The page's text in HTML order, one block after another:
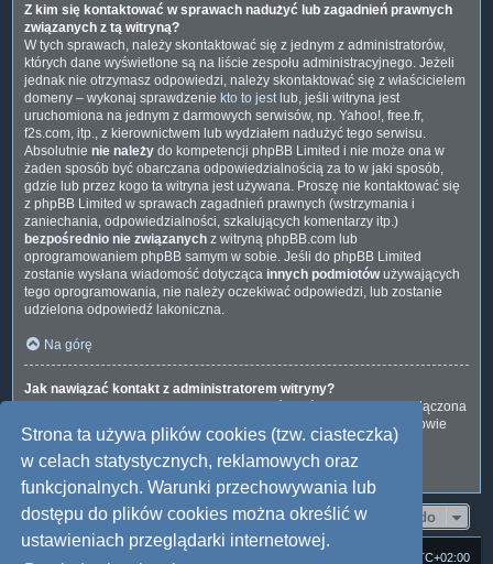
Strona ta używa plików cookies (tzw. ciasteczka)
w celach statystycznych, reklamowych oraz
funkcjonalnych. Warunki przechowywania lub
dostępu do plików cookies można określić w
ustawieniach przeglądarki internetowej.
Z kim się kontaktować w sprawach nadużyć lub zagadnień prawnych
związanych z tą witryną?
W tych sprawach, należy skontaktować się z jednym z administratorów,
których dane wyświetlone są na liście zespołu administracyjnego. Jeżeli
jednak nie otrzymasz odpowiedzi, należy skontaktować się z właścicielem
domeny – wykonaj sprawdzenie kto to jestlub, jeśli witryna jest
uruchomiona na jednym z darmowych serwisów, np. Yahoo!, free.fr,
f2s.com, itp., z kierownictwem lub wydziałem nadużyć tego serwisu.
Absolutnie nie należy do kompetencji phpBB Limited i nie może ona w
żaden sposób być obarczana odpowiedzialnością za to w jaki sposób,
gdzie lub przez kogo ta witryna jest używana. Proszę nie kontaktować się
z phpBB Limited w sprawach zagadnień prawnych (wstrzymania i
zaniechania, odpowiedzialności, szkalujących komentarzy itp.)
bezpośrednio nie związanych z witryną phpBB.com lub
oprogramowaniem phpBB samym w sobie. Jeśli do phpBB Limited
zostanie wysłana wiadomość dotycząca innych podmiotówużywających
tego oprogramowania, nie należy oczekiwać odpowiedzi, lub zostanie
udzielona odpowiedź lakoniczna.
Na górę
Jak nawiązać kontakt z administratorem witryny?
Wszyscy użytkownicy witryny mogą używać – jeśli funkcja ta jest włączona
przez administratora witryny – formularza „Kontakt z nami”. Członkowie
witryny mogą także używać odnośnika „Zespół administracyjny”.
Na górę
Przejdź do
UTC+02:00